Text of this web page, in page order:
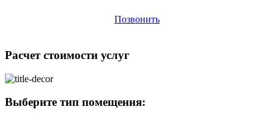
Позвонить
Расчет стоимости услуг
Выберите тип помещения: